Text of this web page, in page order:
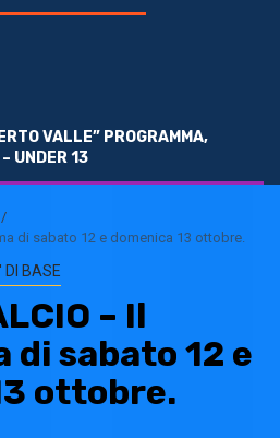
VALLE” PROGRAMMA,
UNDER 13
di sabato 12 e domenica 13 ottobre.
DI BASE
– Il
di sabato 12 e
ottobre.